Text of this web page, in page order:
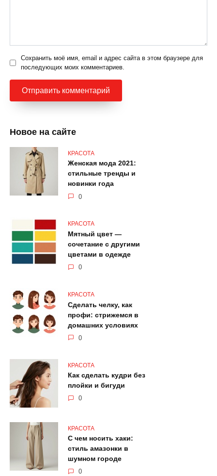
Сохранить моё имя, email и адрес сайта в этом браузере для
последующих моих комментариев.
Новое на сайте
КРАСОТА
Женская мода 2021:
стильные тренды и
новинки года
0
КРАСОТА
Мятный цвет —
сочетание с другими
цветами в одежде
0
КРАСОТА
Сделать челку, как
профи: стрижемся в
домашних условиях
0
КРАСОТА
Как сделать кудри без
плойки и бигуди
0
КРАСОТА
С чем носить хаки:
стиль амазонки в
шумном городе
0